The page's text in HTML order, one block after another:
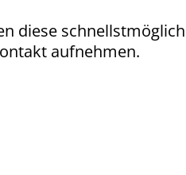
diese schnellstmöglich
aufnehmen.